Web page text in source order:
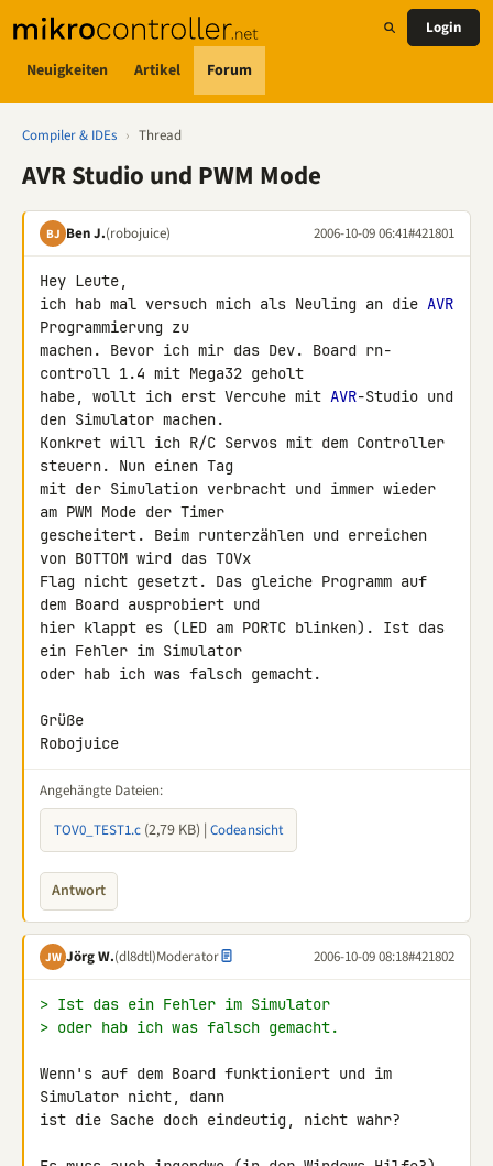
Neuigkeiten Artikel Forum
Login
Compiler & IDEs › Thread
AVR Studio und PWM Mode
BJ Ben J.(robojuice) 2006-10-09 06:41#421801
Hey Leute,
ich hab mal versuch mich als Neuling an die AVR
Programmierung zu
machen. Bevor ich mir das Dev. Board rn-
controll 1.4 mit Mega32 geholt
habe, wollt ich erst Vercuhe mit AVR-Studio und
den Simulator machen.
Konkret will ich R/C Servos mit dem Controller
steuern. Nun einen Tag
mit der Simulation verbracht und immer wieder
am PWM Mode der Timer
gescheitert. Beim runterzählen und erreichen
von BOTTOM wird das TOVx
Flag nicht gesetzt. Das gleiche Programm auf
dem Board ausprobiert und
hier klappt es (LED am PORTC blinken). Ist das
ein Fehler im Simulator
oder hab ich was falsch gemacht.
Grüße
Robojuice
Angehängte Dateien:
TOV0_TEST1.c (2,79 KB) | Codeansicht
Antwort
JW Jörg W.(dl8dtl)Moderator 2006-10-09 08:18#421802
> Ist das ein Fehler im Simulator
> oder hab ich was falsch gemacht.
Wenn's auf dem Board funktioniert und im
Simulator nicht, dann
ist die Sache doch eindeutig, nicht wahr?